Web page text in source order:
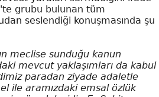
grubu bulunan tüm
seslendiği konuşmasında şu
meclise sunduğu kanun
mevcut yaklaşımları da kabul
paradan ziyade adaletle
ile aramızdaki emsal özlük